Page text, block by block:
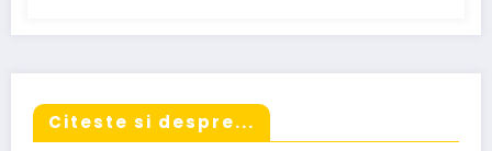
Citeste si despre...